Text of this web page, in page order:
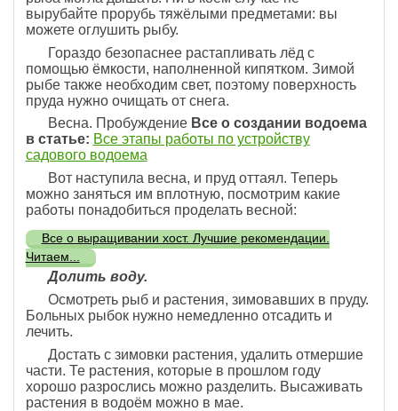
вырубайте прорубь тяжёлыми предметами: вы
можете оглушить рыбу.
Гораздо безопаснее растапливать лёд с
помощью ёмкости, наполненной кипятком. Зимой
рыбе также необходим свет, поэтому поверхность
пруда нужно очищать от снега.
Весна. Пробуждение Все о создании водоема
в статье: Все этапы работы по устройству
садового водоема
Вот наступила весна, и пруд оттаял. Теперь
можно заняться им вплотную, посмотрим какие
работы понадобиться проделать весной:
Все о выращивании хост. Лучшие рекомендации.
Читаем...
Долить воду.
Осмотреть рыб и растения, зимовавших в пруду.
Больных рыбок нужно немедленно отсадить и
лечить.
Достать с зимовки растения, удалить отмершие
части. Те растения, которые в прошлом году
хорошо разрослись можно разделить. Высаживать
растения в водоём можно в мае.